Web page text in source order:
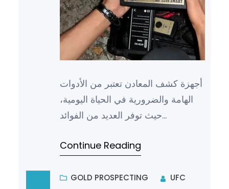
أجهزة كشف المعادن تعتبر من الأدوات
الهامة والضرورية في الحياة اليومية،
حيث توفر العديد من الفوائد
Continue Reading
GOLD PROSPECTING UFC